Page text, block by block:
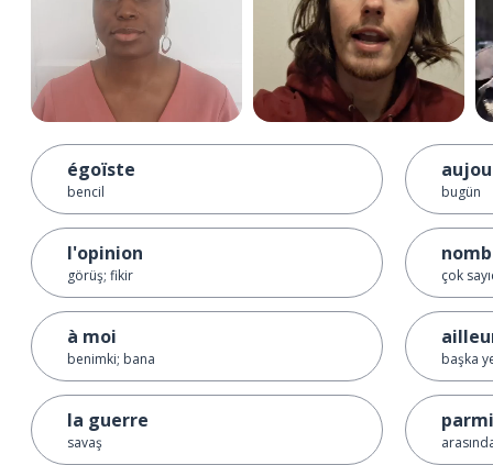
égoïste
bencil
l'opinion
görüş; fikir
à moi
benimki; bana
la guerre
savaş
bugün
çok
başka
parmi